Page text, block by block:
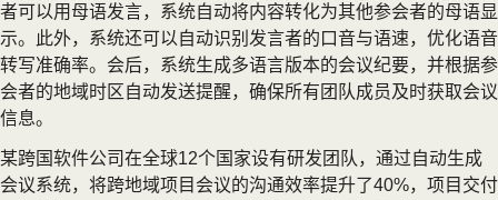
者可以用母语发言，系统自动将内容转化为其他参会者的母语显
示。此外，系统还可以自动识别发言者的口音与语速，优化语音
转写准确率。会后，系统生成多语言版本的会议纪要，并根据参
会者的地域时区自动发送提醒，确保所有团队成员及时获取会议
信息。
某跨国软件公司在全球12个国家设有研发团队，通过自动生成
会议系统，将跨地域项目会议的沟通效率提升了40%，项目交付